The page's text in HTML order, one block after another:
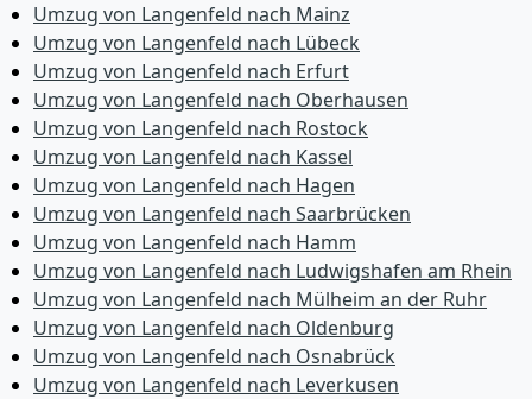
Umzug von Langenfeld nach Mainz
Umzug von Langenfeld nach Lübeck
Umzug von Langenfeld nach Erfurt
Umzug von Langenfeld nach Oberhausen
Umzug von Langenfeld nach Rostock
Umzug von Langenfeld nach Kassel
Umzug von Langenfeld nach Hagen
Umzug von Langenfeld nach Saarbrücken
Umzug von Langenfeld nach Hamm
Umzug von Langenfeld nach Ludwigshafen am Rhein
Umzug von Langenfeld nach Mülheim an der Ruhr
Umzug von Langenfeld nach Oldenburg
Umzug von Langenfeld nach Osnabrück
Umzug von Langenfeld nach Leverkusen